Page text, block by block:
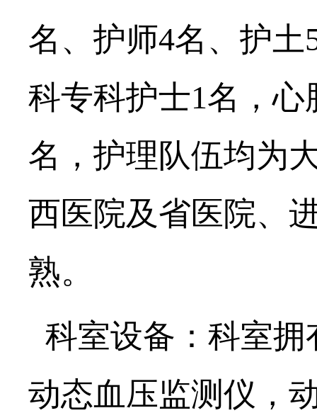
名、护师4名、护土
科专科护士1名，心
名，护理队伍均为
西医院及省医院、
熟。
科室设备：科室
动态血压监测仪，